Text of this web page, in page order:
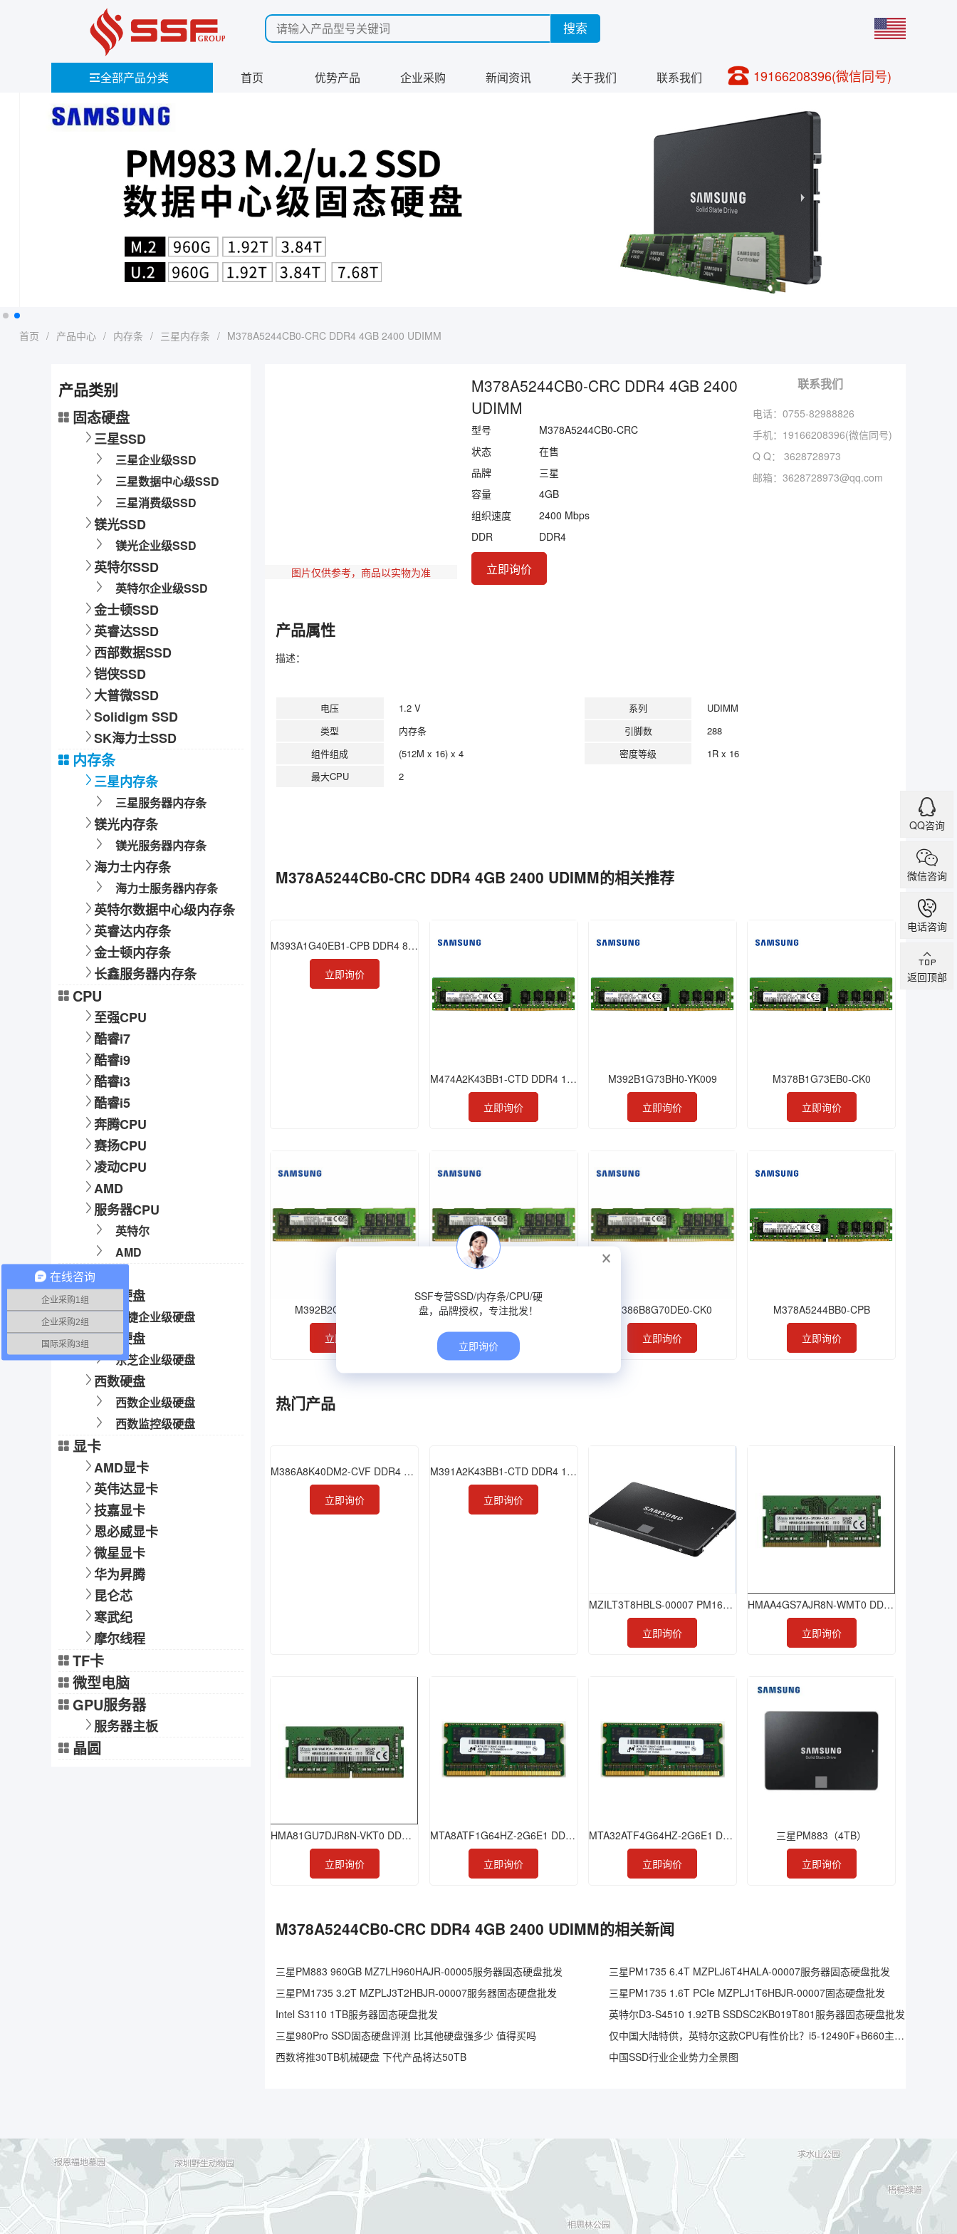
19166208396(微信同号)
全部产品分类 首页 优势产品 企业采购 新闻资讯 关于我们 联系我们
首页 / 产品中心 / 内存条 / 三星内存条 / M378A5244CB0-CRC DDR4 4GB 2400 UDIMM
产品类别
固态硬盘
三星SSD
三星企业级SSD
三星数据中心级SSD
三星消费级SSD
镁光SSD
镁光企业级SSD
英特尔SSD
英特尔企业级SSD
金士顿SSD
英睿达SSD
西部数据SSD
铠侠SSD
大普微SSD
Solidigm SSD
SK海力士SSD
内存条
三星内存条
三星服务器内存条
镁光内存条
镁光服务器内存条
海力士内存条
海力士服务器内存条
英特尔数据中心级内存条
英睿达内存条
金士顿内存条
长鑫服务器内存条
CPU
至强CPU
酷睿i7
酷睿i9
酷睿i3
酷睿i5
奔腾CPU
赛扬CPU
凌动CPU
AMD
服务器CPU
英特尔
AMD
硬盘
希捷硬盘
希捷企业级硬盘
东芝硬盘
东芝企业级硬盘
西数硬盘
西数企业级硬盘
西数监控级硬盘
显卡
AMD显卡
英伟达显卡
技嘉显卡
恩必威显卡
微星显卡
华为昇腾
昆仑芯
寒武纪
摩尔线程
TF卡
微型电脑
GPU服务器
服务器主板
晶圆
图片仅供参考，商品以实物为准
M378A5244CB0-CRC DDR4 4GB 2400
UDIMM
型号
M378A5244CB0-CRC
状态
在售
品牌
三星
容量
4GB
组织速度
2400 Mbps
DDR
DDR4
立即询价
联系我们
电话：0755-82988826
手机： 19166208396(微信同号)
Q Q： 3628728973
邮箱： 3628728973@qq.com
产品属性
描述：
电压 1.2 V 系列
UDIMM
类型
内存条 引脚数
288
组件组成
(512M x 16) x 4 密度等级
1R x 16
最大CPU
2
M378A5244CB0-CRC DDR4 4GB 2400 UDIMM的相关推荐
M393A1G40EB1-CPB DDR4 8GB 2133 RDIMM
立即询价
M474A2K43BB1-CTD DDR4 16GB 2666 ECC SODIMM
立即询价
M392B1G73BH0-YK009
立即询价
M378B1G73EB0-CK0
立即询价
M392B2G73BM0-YH9
立即询价
M393B5273DH0-CH9
立即询价
M386B8G70DE0-CK0
立即询价
M378A5244BB0-CPB
立即询价
热门产品
M386A8K40DM2-CVF DDR4 64GB 2933 LRDIMM
立即询价
M391A2K43BB1-CTD DDR4 16GB 2666 ECC UDIMM
立即询价
MZILT3T8HBLS-00007 PM1643a 3.84TB SSD
立即询价
HMAA4GS7AJR8N-WMT0 DDR4 32GB 2933 ECC-SODIMM
立即询价
HMA81GU7DJR8N-VKT0 DDR4 8GB 2666 ECC-UDIMM
立即询价
MTA8ATF1G64HZ-2G6E1 DDR4 8GB 2666 SODIMM
立即询价
MTA32ATF4G64HZ-2G6E1 DDR4 32GB 2666 SODIMM
立即询价
三星PM883（4TB）
立即询价
M378A5244CB0-CRC DDR4 4GB 2400 UDIMM的相关新闻
三星PM883 960GB MZ7LH960HAJR-00005服务器固态硬盘批发
三星PM1735 6.4T MZPLJ6T4HALA-00007服务器固态硬盘批发
三星PM1735 3.2T MZPLJ3T2HBJR-00007服务器固态硬盘批发
三星PM1735 1.6T PCIe MZPLJ1T6HBJR-00007固态硬盘批发
Intel S3110 1TB服务器固态硬盘批发
英特尔D3-S4510 1.92TB SSDSC2KB019T801服务器固态硬盘批发
三星980Pro SSD固态硬盘评测 比其他硬盘强多少 值得买吗
仅中国大陆特供，英特尔这款CPU有性价比？i5-12490F+B660主板实测
西数将推30TB机械硬盘 下代产品将达50TB
中国SSD行业企业势力全景图
QQ咨询
微信咨询
电话咨询
返回顶部
SSF专营SSD/内存条/CPU/硬
盘，品牌授权，专注批发！
立即询价
在线咨询
企业采购1组
企业采购2组
国际采购3组